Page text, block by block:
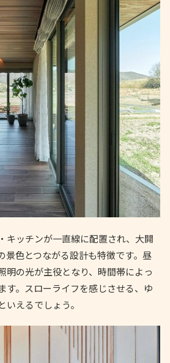
キッチンが一直線に配置され、大開
景色とつながる設計も特徴です。昼
明の光が主役となり、時間帯によっ
す。スローライフを感じさせる、ゆ
いえるでしょう。